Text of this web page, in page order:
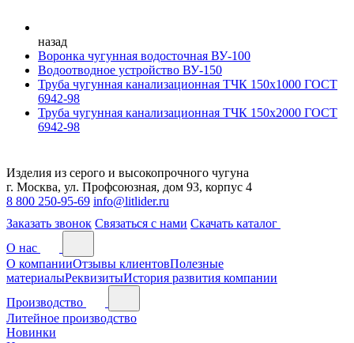
назад
Воронка чугунная водосточная ВУ-100
Водоотводное устройство ВУ-150
Труба чугунная канализационная ТЧК 150х1000 ГОСТ
6942-98
Труба чугунная канализационная ТЧК 150х2000 ГОСТ
6942-98
Изделия из серого и высокопрочного чугуна
г. Москва, ул. Профсоюзная, дом 93, корпус 4
8 800 250-95-69 info@litlider.ru
Заказать звонок Связаться с нами Скачать каталог
О нас
О компанииОтзывы клиентовПолезные
материалыРеквизитыИстория развития компании
Производство
Литейное производство
Новинки